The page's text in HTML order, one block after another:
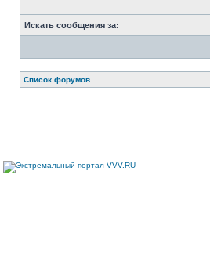
Искать сообщения за:
Список форумов